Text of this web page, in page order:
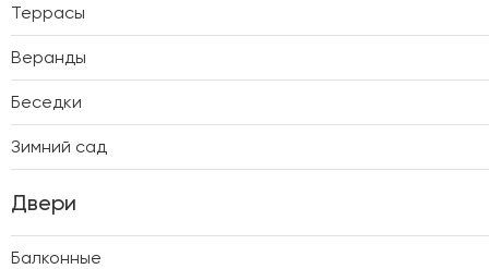
Террасы
Веранды
Беседки
Зимний сад
Двери
Балконные